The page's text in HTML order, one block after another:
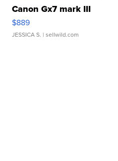
Canon Gx7 mark III
$889
JESSICA S. | sellwild.com